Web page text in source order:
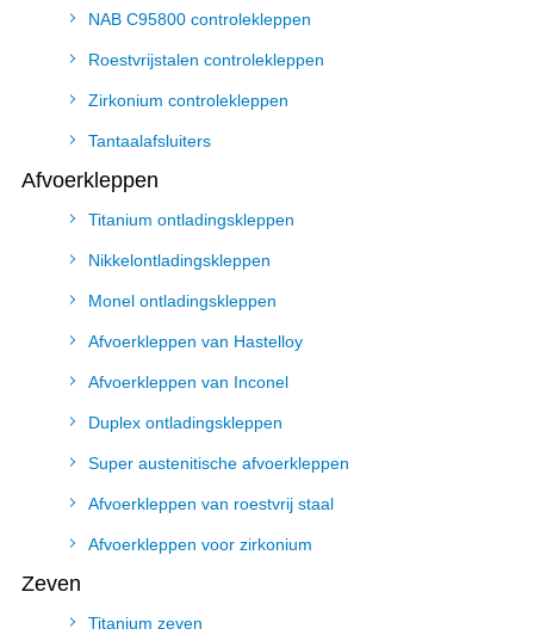
NAB C95800 controlekleppen
Roestvrijstalen controlekleppen
Zirkonium controlekleppen
Tantaalafsluiters
Afvoerkleppen
Titanium ontladingskleppen
Nikkelontladingskleppen
Monel ontladingskleppen
Afvoerkleppen van Hastelloy
Afvoerkleppen van Inconel
Duplex ontladingskleppen
Super austenitische afvoerkleppen
Afvoerkleppen van roestvrij staal
Afvoerkleppen voor zirkonium
Zeven
Titanium zeven